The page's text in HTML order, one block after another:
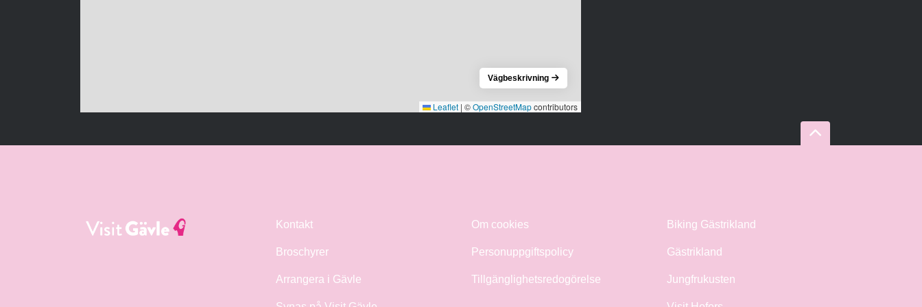
Leaflet | ©OpenStreetMapcontributors
Vägbeskrivning
Kontakt
Broschyrer
Arrangera i Gävle
Om cookies
Personuppgiftspolicy
Tillgänglighetsredogörelse
Biking Gästrikland
Gästrikland
Jungfrukusten